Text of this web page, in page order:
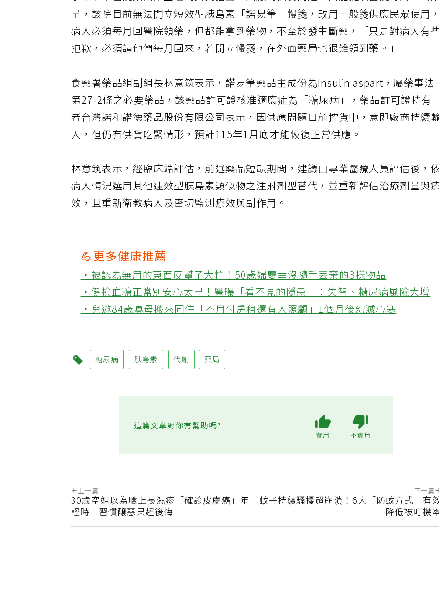
量，該院目前無法開立短效型胰島素「諾易筆」慢箋，改用一般箋供應民眾使用
病人必須每月回醫院領藥，但都能拿到藥物，不至於發生斷藥，「只是對病人有
抱歉，必須請他們每月回來，若開立慢箋，在外面藥局也很難領到藥。」
食藥署藥品組副組長林意筑表示，諾易筆藥品主成份為Insulin aspart，屬藥事法
第27-2條之必要藥品，該藥品許可證核准適應症為「糖尿病」，藥品許可證持有
者台灣諾和諾德藥品股份有限公司表示，因供應問題目前控貨中，意即廠商持續
入，但仍有供貨吃緊情形，預計115年1月底才能恢復正常供應。
林意筑表示，經臨床端評估，前述藥品短缺期間，建議由專業醫療人員評估後，
病人情況選用其他速效型胰島素類似物之注射劑型替代，並重新評估治療劑量與
效，且重新衛教病人及密切監測療效與副作用。
💪更多健康推薦
‧被認為無用的東西反幫了大忙！50歲婦慶幸沒隨手丟棄的3樣物品
‧健檢血糖正常別安心太早！醫曝「看不見的隱患」：失智、糖尿病風險大增
‧兒邀84歲寡母搬來同住「不用付房租還有人照顧」1個月後幻滅心寒
糖尿病 胰島素 代謝 藥局
這篇文章對你有幫助嗎?
上一篇
30歲空姐以為臉上長濕疹「確診皮膚癌」年
輕時一習慣釀惡果超後悔
下一篇
蚊子持續騷擾超崩潰！6大「防蚊方式」有
降低被叮機